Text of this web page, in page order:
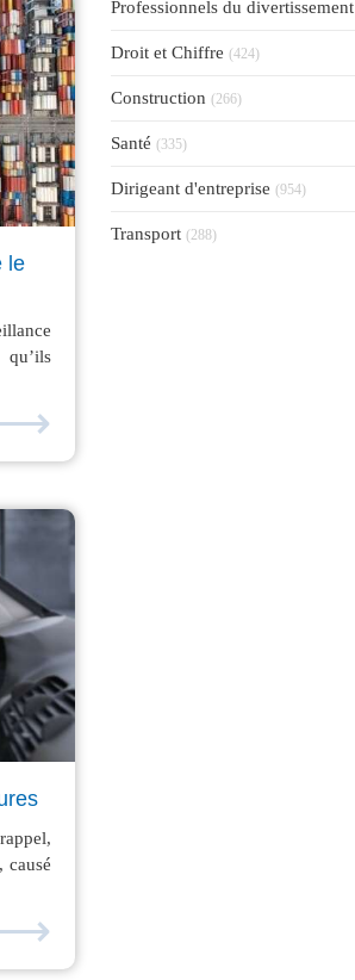
le
qu’ils
causé
Professionnels du divertissement
Droit et Chiffre (424)
Construction (266)
Santé (335)
Dirigeant d'entreprise (954)
Transport (288)